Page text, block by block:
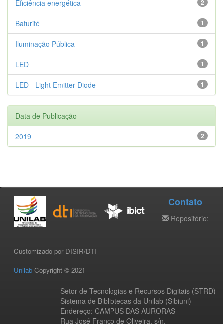
2
Eficiência energética
1
Baturité
1
Iluminação Pública
1
LED
1
LED - Light Emitter Diode
Data de Publicação
2
2019
Customizado por DISIR/DTI
Unilab Copyright © 2021
Setor de Tecnologias e Recursos Digitais (STRD) -
Sistema de Bibliotecas da Unilab (Sibiuni)
Endereço: CAMPUS DAS AURORAS
Rua José Franco de Oliveira, s/n,
Contato
Repositório: